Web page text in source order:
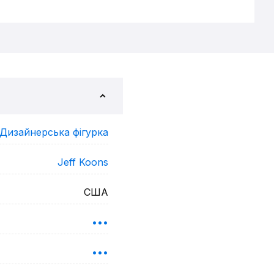
Дизайнерська фігурка
Jeff Koons
США
•••
•••